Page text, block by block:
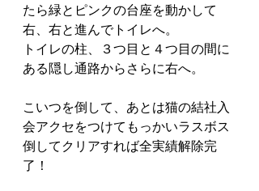
たら緑とピンクの台座を動かして
右、右と進んでトイレへ。
トイレの柱、３つ目と４つ目の間に
ある隠し通路からさらに右へ。
こいつを倒して、あとは猫の結社入
会アクセをつけてもっかいラスボス
倒してクリアすれば全実績解除完
了！